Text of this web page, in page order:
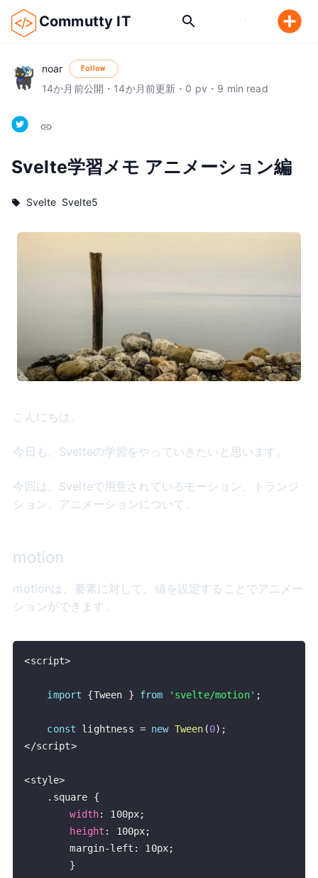
Commutty IT
noar Follow
14か月前公開 ・ 14か月前更新 ・ 0 pv ・ 9 min read
Svelte学習メモ アニメーション編
Svelte Svelte5
こんにちは。
今日も、Svelteの学習をやっていきたいと思います。
今回は、Svelteで用意されているモーション、トランジ
ション、アニメーションについて。
motion
motionは、要素に対して、値を設定することでアニメー
ションができます。
<script>
import {Tween } from 'svelte/motion' ;
const lightness = new Tween (0) ;
</script>
<style>
. square
{
width: 100px;
height : 100px;
		margin
-left : 10px;
}